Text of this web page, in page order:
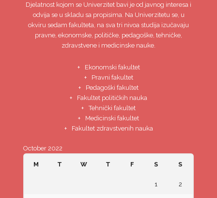
Djelatnost kojom se Univerzitet bavi je od javnog interesa i
odvija se u skladu sa propisima. Na Univerzitetu se, u
okviru sedam fakulteta, na sva tri nivoa studija izučavaju
pravne, ekonomske, političke, pedagoške, tehničke,
zdravstvene i medicinske nauke.
Ekonomski fakultet
Pravni fakultet
Pedagoški fakultet
Fakultet političkih nauka
Tehnički fakultet
Medicinski fakultet
Fakultet zdravstvenih nauka
October 2022
M T W T F S S
1 2